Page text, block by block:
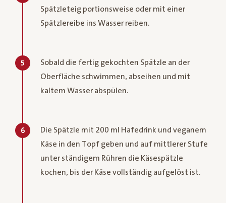
Spätzleteig portionsweise oder mit einer
Spätzlereibe ins Wasser reiben.
5
Sobald die fertig gekochten Spätzle an der
Oberfläche schwimmen, abseihen und mit
kaltem Wasser abspülen.
6
Die Spätzle mit 200 ml Hafedrink und veganem
Käse in den Topf geben und auf mittlerer Stufe
unter ständigem Rühren die Käsespätzle
kochen, bis der Käse vollständig aufgelöst ist.